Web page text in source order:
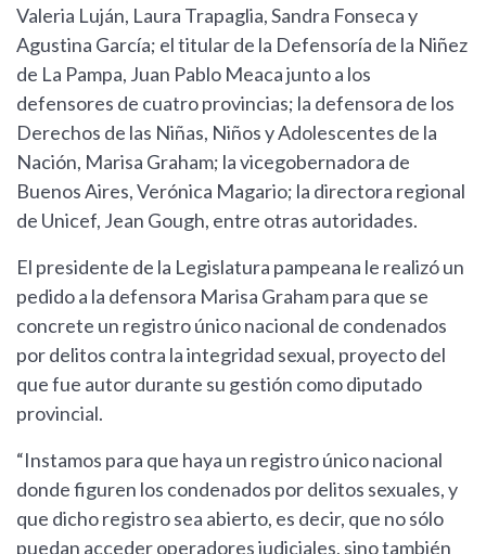
Valeria Luján, Laura Trapaglia, Sandra Fonseca y
Agustina García; el titular de la Defensoría de la Niñez
de La Pampa, Juan Pablo Meaca junto a los
defensores de cuatro provincias; la defensora de los
Derechos de las Niñas, Niños y Adolescentes de la
Nación, Marisa Graham; la vicegobernadora de
Buenos Aires, Verónica Magario; la directora regional
de Unicef, Jean Gough, entre otras autoridades.
El presidente de la Legislatura pampeana le realizó un
pedido a la defensora Marisa Graham para que se
concrete un registro único nacional de condenados
por delitos contra la integridad sexual, proyecto del
que fue autor durante su gestión como diputado
provincial.
“Instamos para que haya un registro único nacional
donde figuren los condenados por delitos sexuales, y
que dicho registro sea abierto, es decir, que no sólo
puedan acceder operadores judiciales, sino también